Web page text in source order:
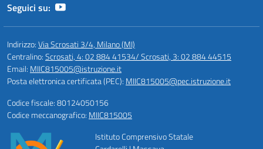
Seguici su:
Indirizzo:Via Scrosati 3/4, Milano (MI)
Centralino:Scrosati, 4: 02 884 41534/ Scrosati, 3: 02 884 44515
Email: MIIC815005@istruzione.it
Posta elettronica certificata (PEC): MIIC815005@pec.istruzione.it
Codice fiscale: 80124050156
Codice meccanografico: MIIC815005
Istituto Comprensivo Statale